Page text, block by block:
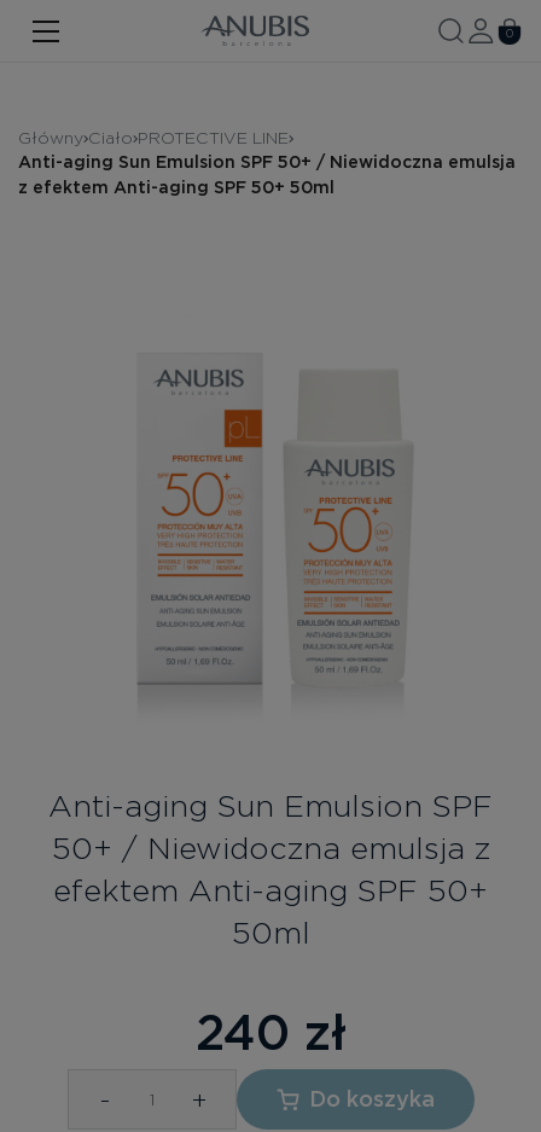
TWARZ
WŁOSY
SPA
Bezpłatne konsultacje
Zaloguj się/Rejestracja
0
Główny Ciało PROTECTIVE LINE
Anti-aging Sun Emulsion SPF 50+ / Niewidoczna emulsja
z efektem Anti-aging SPF 50+ 50ml
Anti-aging Sun Emulsion SPF
50+ / Niewidoczna emulsja z
efektem Anti-aging SPF 50+
50ml
240 zł
- + Do koszyka